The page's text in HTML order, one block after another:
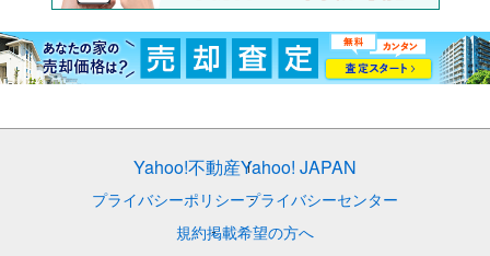
Yahoo!不動産Yahoo! JAPAN
プライバシーポリシープライバシーセンター
規約掲載希望の方へ